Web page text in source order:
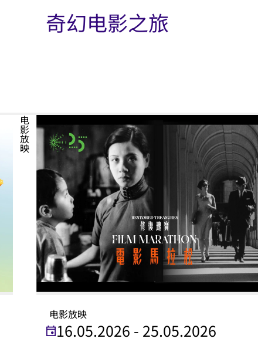
奇幻电影之旅
电影放映
电影放映
16.05.2026 - 25.05.2026